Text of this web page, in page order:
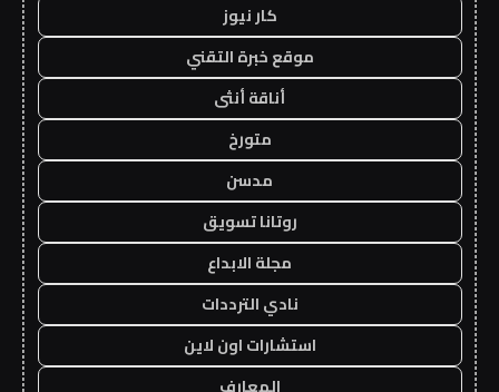
كار نيوز
موقع خبرة التقني
أناقة أنثى
متورخ
مدسن
روتانا تسويق
مجلة الابداع
نادي الترددات
استشارات اون لاين